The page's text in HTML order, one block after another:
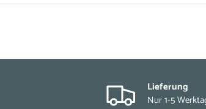
Lieferung
Nur 1-5